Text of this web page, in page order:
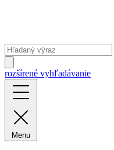
rozšírené vyhľadávanie
Menu